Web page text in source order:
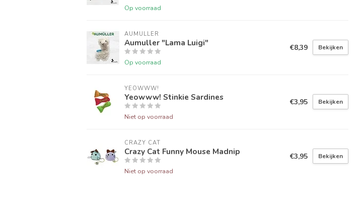
Op voorraad
AUMULLER
Aumuller "Lama Luigi"
Op voorraad
€8,39 Bekijken
YEOWWW!
Yeowww! Stinkie Sardines
Niet op voorraad
€3,95 Bekijken
CRAZY CAT
Crazy Cat Funny Mouse Madnip
Niet op voorraad
€3,95 Bekijken